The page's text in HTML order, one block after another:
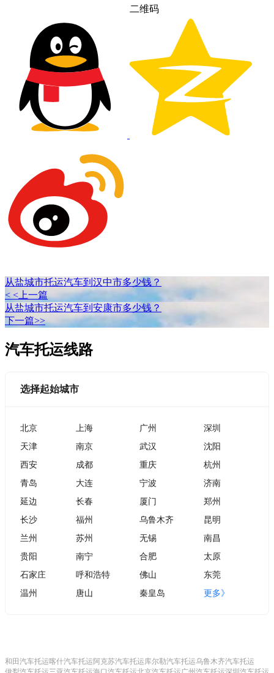
二维码
从盐城市托运汽车到汉中市多少钱？
< <上一篇
从盐城市托运汽车到安康市多少钱？
下一篇>>
汽车托运线路
选择起始城市
北京 上海 广州
深圳
天津
南京 武汉
沈阳
西安
成都 重庆
杭州
青岛
大连 宁波
济南
延边
长春 厦门
郑州
长沙
福州 乌鲁木齐
昆明
兰州
苏州 无锡
南昌
贵阳
南宁 合肥
太原
石家庄
呼和浩特 佛山
东莞
温州
唐山 秦皇岛 更多》
和田汽车托运喀什汽车托运阿克苏汽车托运库尔勒汽车托运乌鲁木齐汽车托运